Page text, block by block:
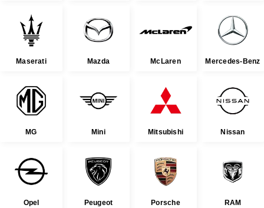
Maserati Mazda McLaren Mercedes-Benz
MG Mini Mitsubishi Nissan
Opel Peugeot Porsche RAM